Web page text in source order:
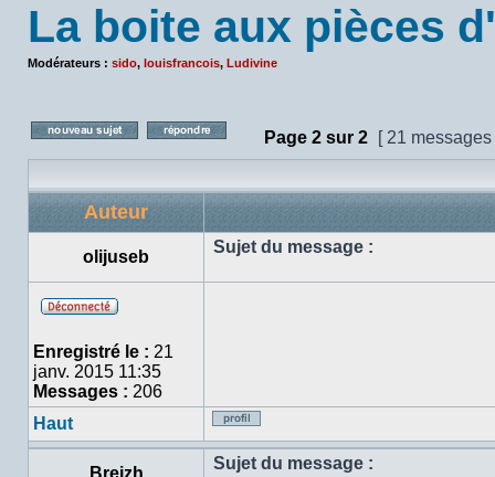
La boite aux pièces
Modérateurs : sido, louisfrancois, Ludivine
Poster un nouveau sujetRépondre au sujet
Page 2 sur 2 [ 21
Auteur
olijuseb
Sujet du message :
ligne
Enregistré le : 21
janv. 2015 11:35
Messages : 206
Haut
Profil
Breizh
Sujet du message :